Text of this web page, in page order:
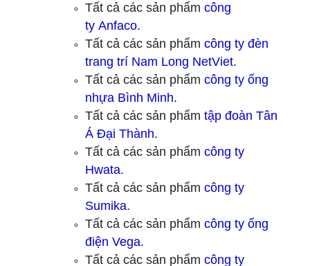
Tất cả các sản phẩm công
ty Anfaco.
Tất cả các sản phẩm công ty đèn
trang trí Nam Long NetViet.
Tất cả các sản phẩm công ty ống
nhựa Bình Minh.
Tất cả các sản phẩm tập đoàn Tân
Á Đại Thành.
Tất cả các sản phẩm công ty
Hwata.
Tất cả các sản phẩm công ty
Sumika.
Tất cả các sản phẩm công ty ống
điện Vega.
Tất cả các sản phẩm công ty